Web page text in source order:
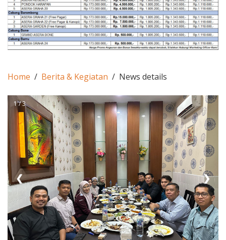
Home Berita & Kegiatan News details
1 / 3
❮ ❯